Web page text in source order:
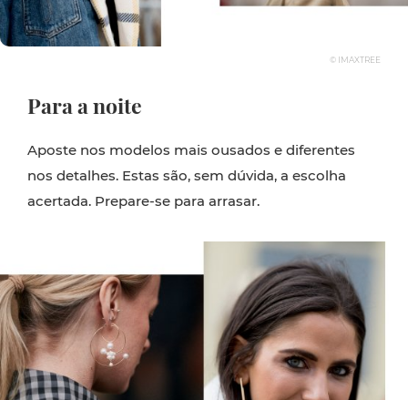
© IMAXTREE
Para a noite
Aposte nos modelos mais ousados e diferentes
nos detalhes. Estas são, sem dúvida, a escolha
acertada. Prepare-se para arrasar.